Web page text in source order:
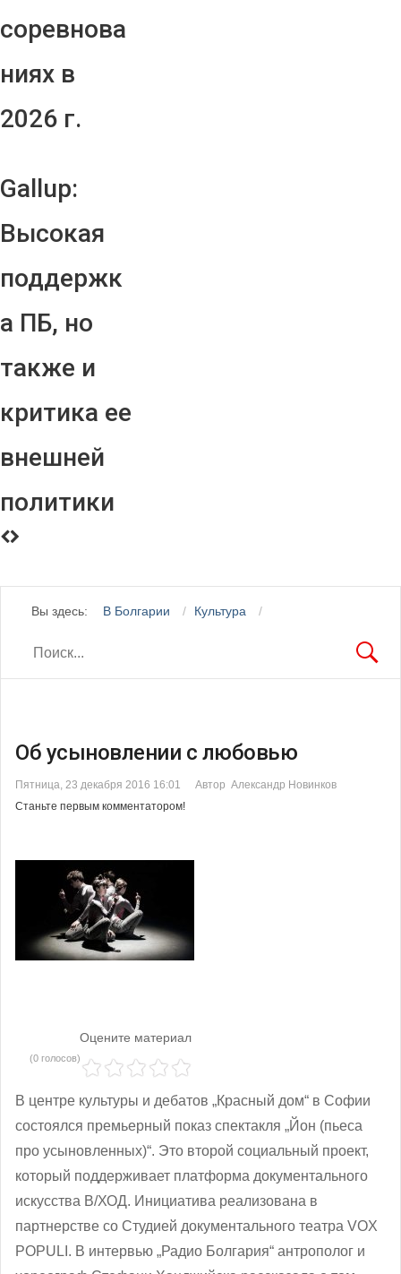
соревнова
ниях в
2026 г.
Gallup:
Высокая
поддержк
а ПБ, но
также и
критика ее
внешней
политики
Вы здесь: В Болгарии Культура
Об усыновлении с любовью
Пятница, 23 декабря 2016 16:01
Автор Александр Новинков
Станьте первым комментатором!
Оцените материал
(0 голосов)
В центре культуры и дебатов „Красный дом“ в Софии
состоялся премьерный показ спектакля „Йон (пьеса
про усыновленных)“. Это второй социальный проект,
который поддерживает платформа документального
искусства В/ХОД. Инициатива реализована в
партнерстве со Студией документального театра VOX
POPULI. В интервью „Радио Болгария“ антрополог и